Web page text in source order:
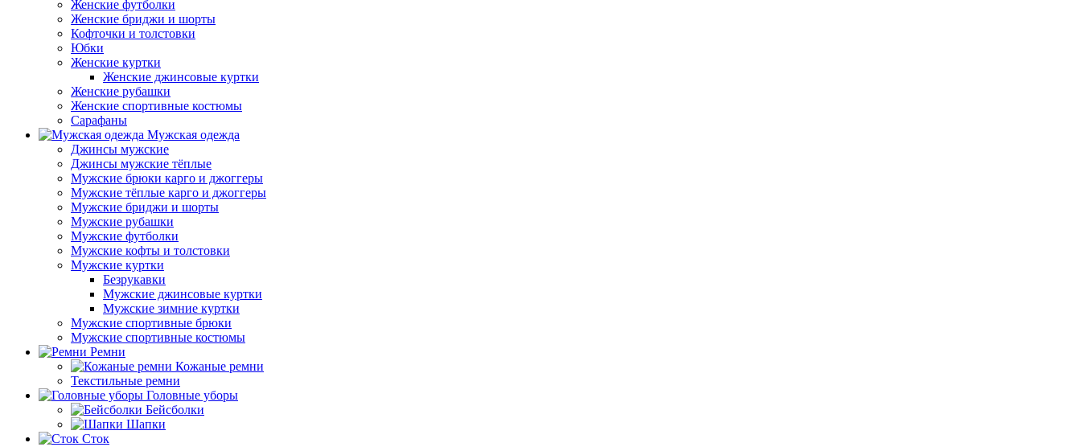
Женские футболки
Женские бриджи и шорты
Кофточки и толстовки
Юбки
Женские куртки
Женские джинсовые куртки
Женские рубашки
Женские спортивные костюмы
Сарафаны
Мужская одежда
Джинсы мужские
Джинсы мужские тёплые
Мужские брюки карго и джоггеры
Мужские тёплые карго и джоггеры
Мужские бриджи и шорты
Мужские рубашки
Мужские футболки
Мужские кофты и толстовки
Мужские куртки
Безрукавки
Мужские джинсовые куртки
Мужские зимние куртки
Мужские спортивные брюки
Мужские спортивные костюмы
Ремни
Кожаные ремни
Текстильные ремни
Головные уборы
Бейсболки
Шапки
Сток